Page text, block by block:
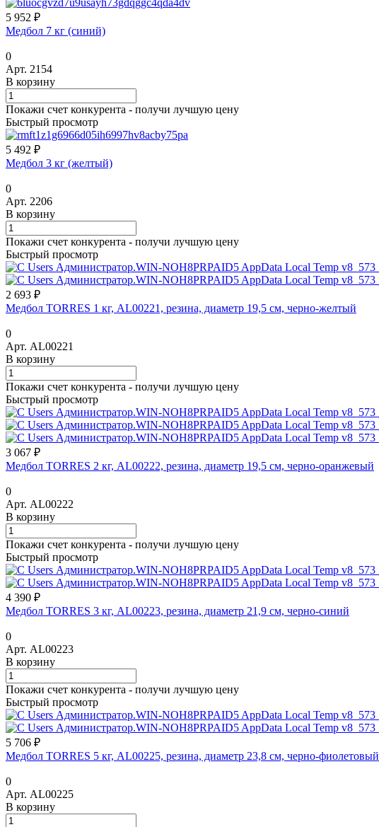
5 952 ₽
Медбол 7 кг (синий)
0
Арт. 2154
В корзину
Покажи счет конкурента - получи лучшую цену
Быстрый просмотр
5 492 ₽
Медбол 3 кг (желтый)
0
Арт. 2206
В корзину
Покажи счет конкурента - получи лучшую цену
Быстрый просмотр
2 693 ₽
Медбол TORRES 1 кг, AL00221, резина, диаметр 19,5 см, черно-желтый
0
Арт. AL00221
В корзину
Покажи счет конкурента - получи лучшую цену
Быстрый просмотр
3 067 ₽
Медбол TORRES 2 кг, AL00222, резина, диаметр 19,5 см, черно-оранжевый
0
Арт. AL00222
В корзину
Покажи счет конкурента - получи лучшую цену
Быстрый просмотр
4 390 ₽
Медбол TORRES 3 кг, AL00223, резина, диаметр 21,9 см, черно-синий
0
Арт. AL00223
В корзину
Покажи счет конкурента - получи лучшую цену
Быстрый просмотр
5 706 ₽
Медбол TORRES 5 кг, AL00225, резина, диаметр 23,8 см, черно-фиолетовый
0
Арт. AL00225
В корзину